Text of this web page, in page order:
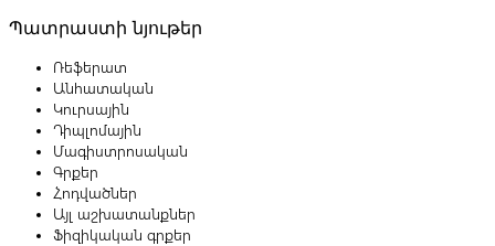
Պատրաստի նյութեր
Ռեֆերատ
Անհատական
Կուրսային
Դիպլոմային
Մագիստրոսական
Գրքեր
Հոդվածներ
Այլ աշխատանքներ
Ֆիզիկական գրքեր